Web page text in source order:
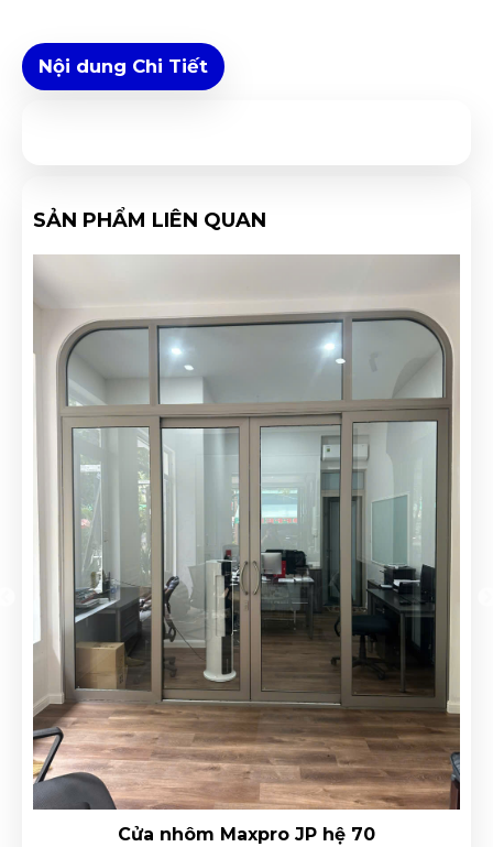
Nội dung Chi Tiết
SẢN PHẨM LIÊN QUAN
Cửa nhôm Maxpro JP hệ 70